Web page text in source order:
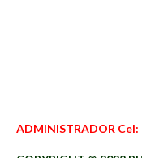
ADMINISTRADOR Cel: